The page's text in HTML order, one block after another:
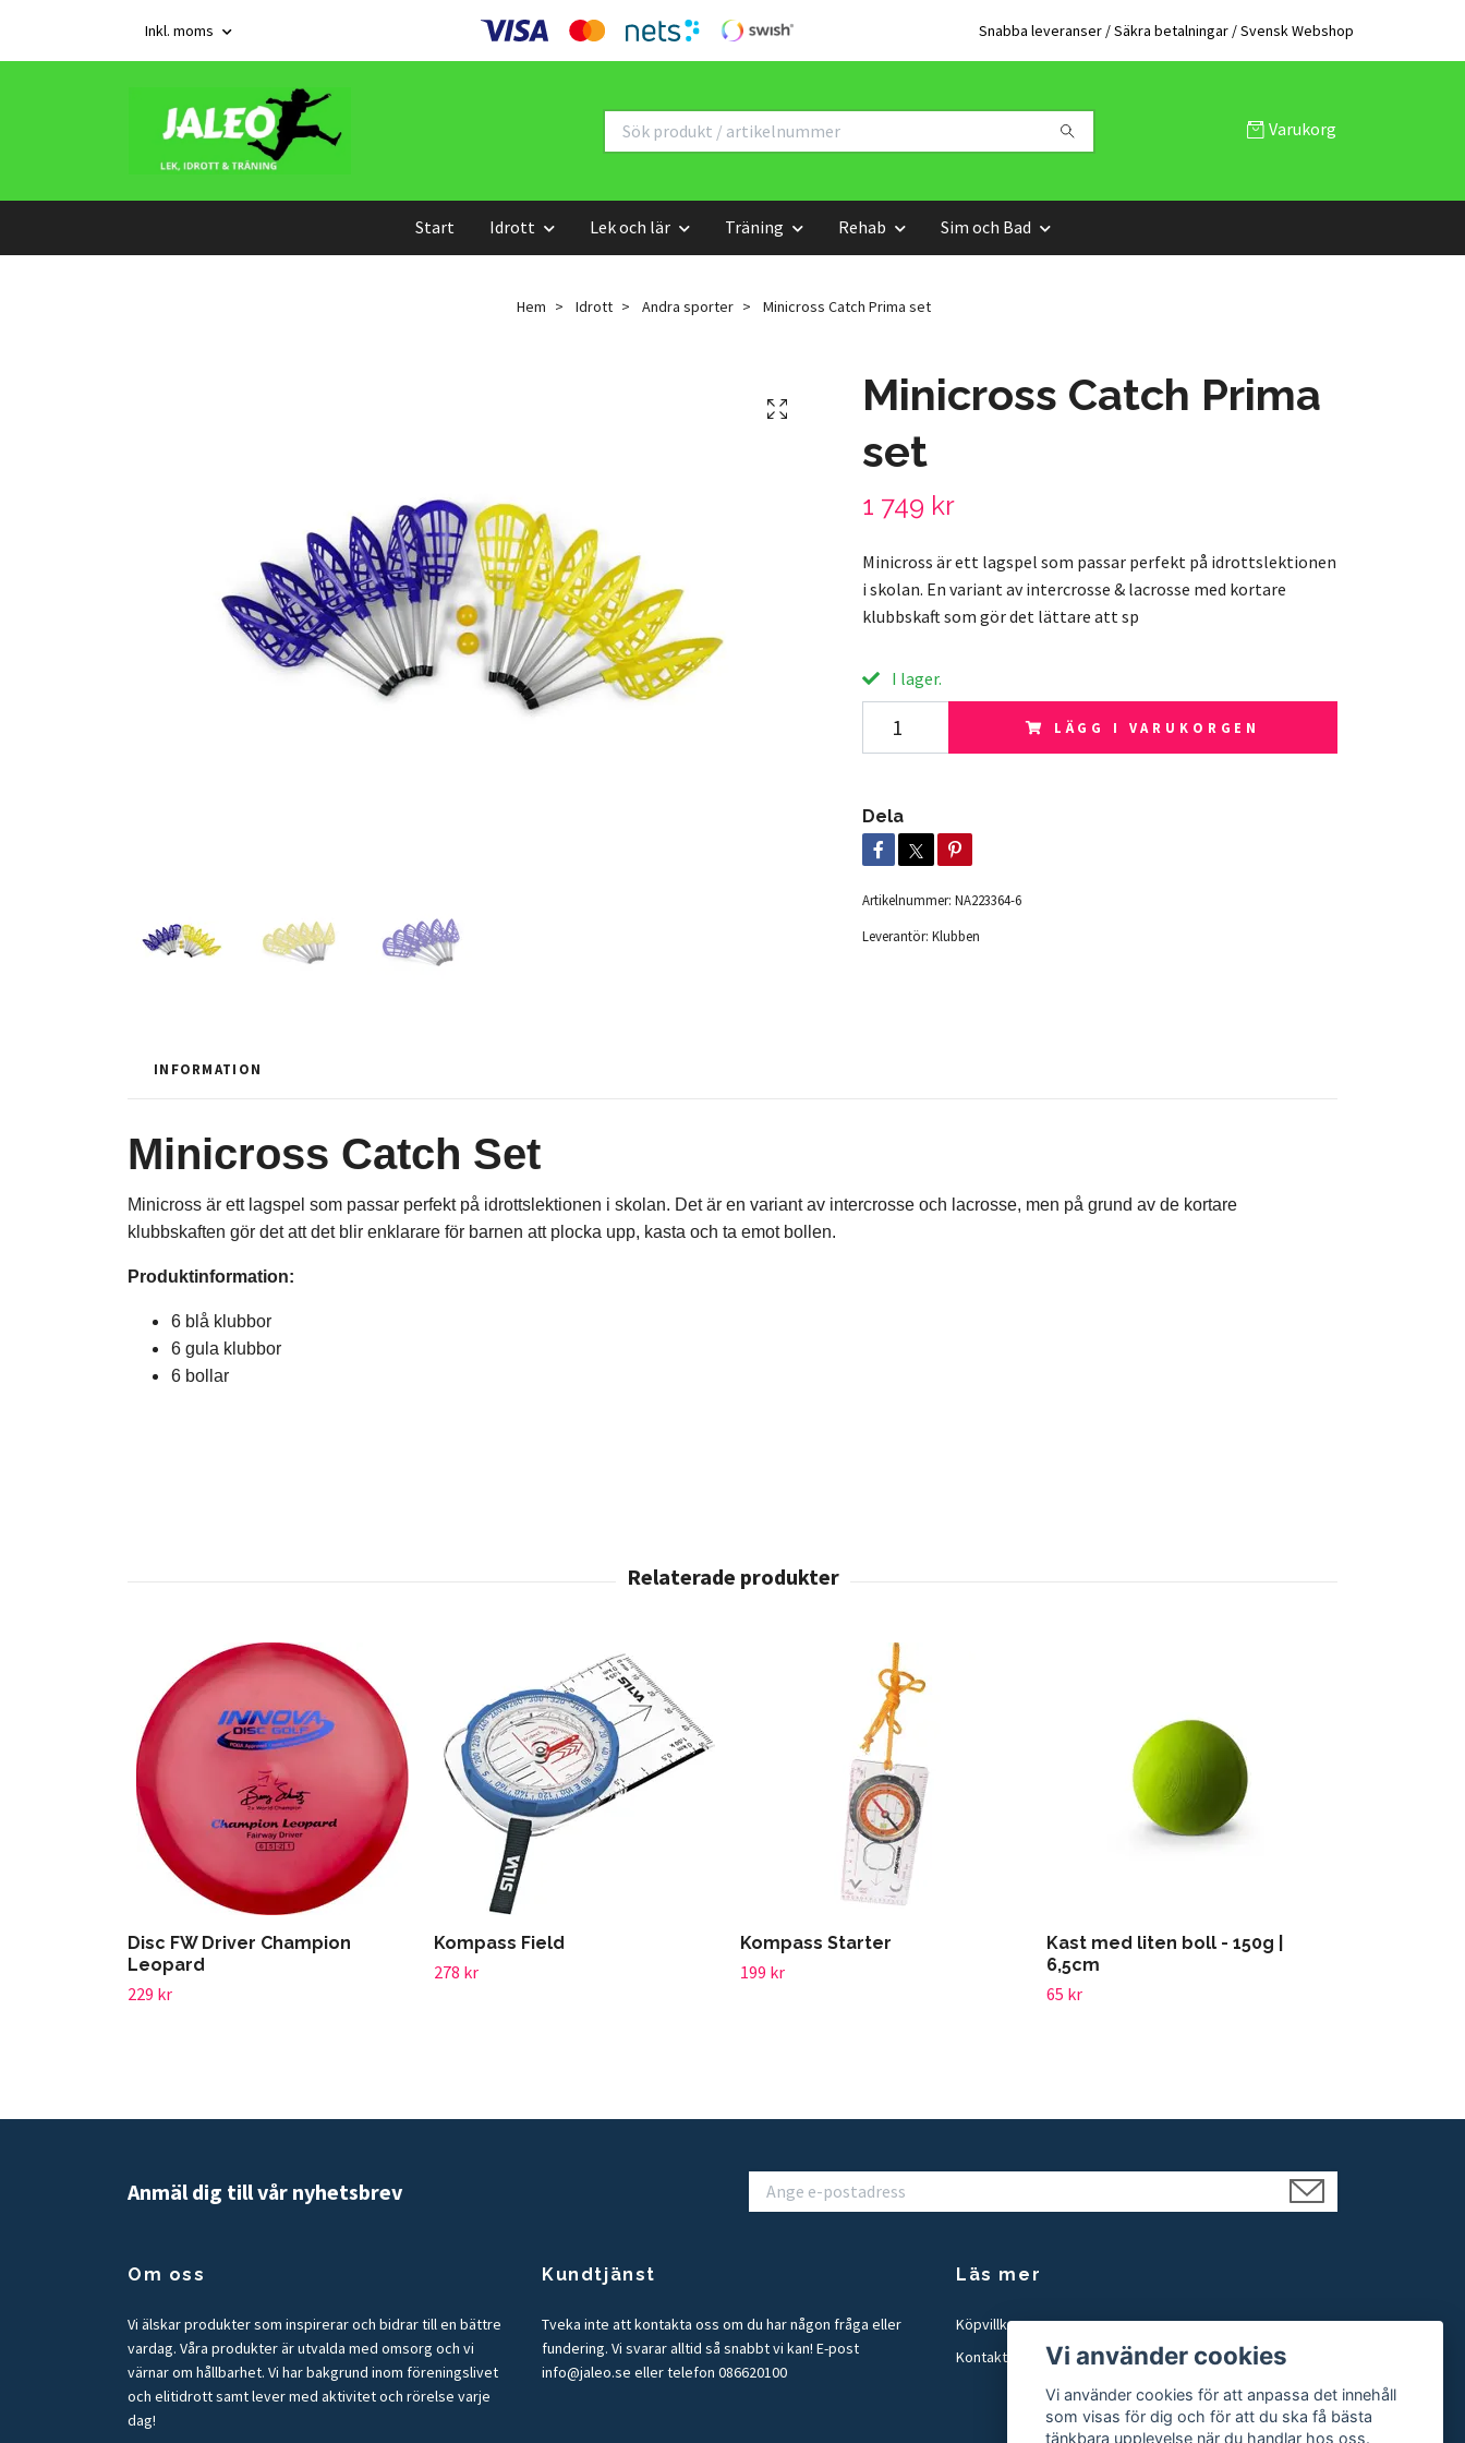
Inkl. moms Snabba leveranser / Säkra betalningar / Svensk Webshop
Varukorg
Start Idrott Lek och lär Träning Rehab Sim och Bad
Hem Idrott Andra sporter Minicross Catch Prima set
Minicross Catch Prima
set
1 749 kr
Minicross är ett lagspel som passar perfekt på idrottslektionen
i skolan. En variant av intercrosse & lacrosse med kortare
klubbskaft som gör det lättare att sp
I lager.
LÄGG I VARUKORGEN
Dela
Artikelnummer: NA223364-6
Leverantör: Klubben
INFORMATION
Minicross Catch Set
Minicross är ett lagspel som passar perfekt på idrottslektionen i skolan. Det är en variant av intercrosse och lacrosse, men på grund av de kortare
klubbskaften gör det att det blir enklarare för barnen att plocka upp, kasta och ta emot bollen.
Produktinformation:
6 blå klubbor
6 gula klubbor
6 bollar
Disc FW Driver Champion
Leopard
229 kr
Kompass Field
278 kr
Kompass Starter
199 kr
Kast med liten boll - 150g |
6,5cm
65 kr
Anmäl dig till vår nyhetsbrev
Om oss
Vi älskar produkter som inspirerar och bidrar till en bättre
vardag. Våra produkter är utvalda med omsorg och vi
värnar om hållbarhet. Vi har bakgrund inom föreningslivet
och elitidrott samt lever med aktivitet och rörelse varje
dag!
Kundtjänst
Tveka inte att kontakta oss om du har någon fråga eller
fundering. Vi svarar alltid så snabbt vi kan! E-post
info@jaleo.se eller telefon 086620100
Läs mer
Köpvillkor
Kontakt
Vi använder cookies
Vi använder cookies för att anpassa det innehåll
som visas för dig och för att du ska få bästa
tänkbara upplevelse när du handlar hos oss.